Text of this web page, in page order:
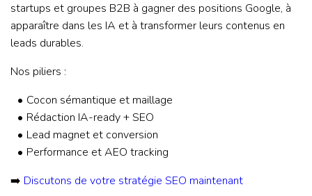
startups et groupes B2B à gagner des positions Google, à
apparaître dans les IA et à transformer leurs contenus en
leads durables.
Nos piliers :
Cocon sémantique et maillage
Rédaction IA-ready + SEO
Lead magnet et conversion
Performance et AEO tracking
➡️ Discutons de votre stratégie SEO maintenant